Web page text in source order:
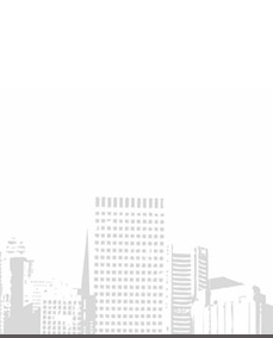
知提出，适度提高住房公积
庭中1人为公积金缴存人的
款最高贷款额度为120万元
高额度为100万元；夫妻双
套住房公积金贷款最高贷款
房公积金贷款最高额度为
的，最高贷款额度可进一步
家庭，在城六区外购买首套